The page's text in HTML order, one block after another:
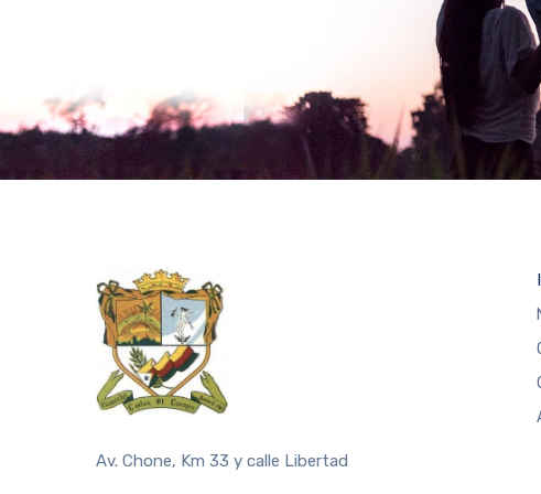
Av. Chone, Km 33 y calle Libertad